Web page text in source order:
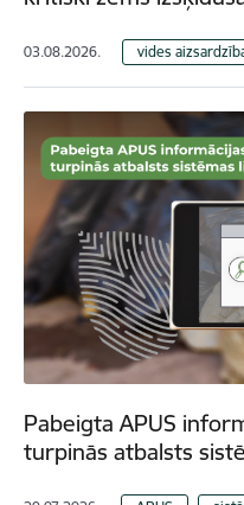
03.08.2026. vides
Pabeigta APUS
turpinās atbalsts